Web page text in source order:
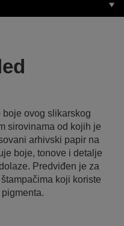
boje ovog slikarskog
sirovinama od kojih je
arhivski papir na
boje, tonove i detalje
Predviđen je za
koji koriste